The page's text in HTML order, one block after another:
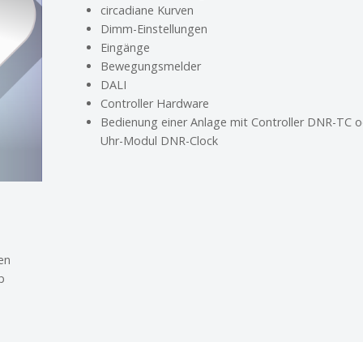
circadiane Kurven
Dimm-Einstellungen
Eingänge
Bewegungsmelder
DALI
Controller Hardware
Bedienung einer Anlage mit Controller DNR-TC
Uhr-Modul DNR-Clock